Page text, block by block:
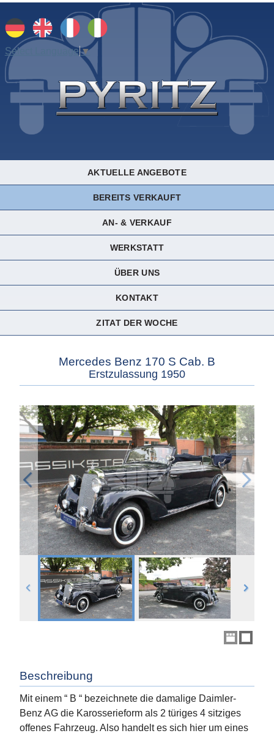
Select Language▼
AKTUELLE ANGEBOTE
BEREITS VERKAUFT
AN- & VERKAUF
WERKSTATT
ÜBER UNS
KONTAKT
ZITAT DER WOCHE
Mercedes Benz 170 S Cab. B
Erstzulassung 1950
Beschreibung
Mit einem “ B “ bezeichnete die damalige Daimler-
Benz AG die Karosserieform als 2 türiges 4 sitziges
offenes Fahrzeug. Also handelt es sich hier um eines